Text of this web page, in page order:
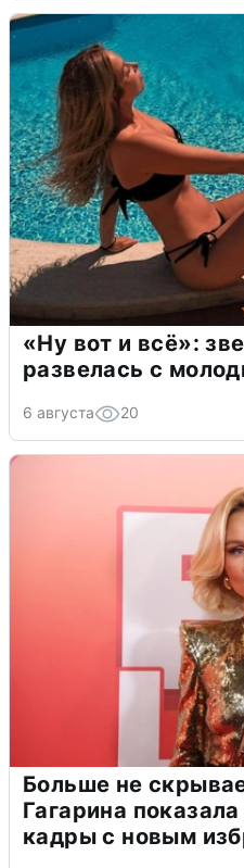
«Ну вот и всё»:
развелась с
6 августа 20
Больше не
Гагарина
кадры с новым